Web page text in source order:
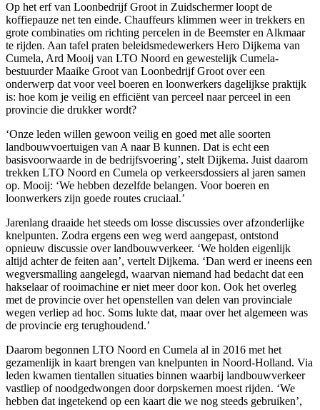
Op het erf van Loonbedrijf Groot in Zuidschermer loopt de
koffiepauze net ten einde. Chauffeurs klimmen weer in trekkers en
grote combinaties om richting percelen in de Beemster en Alkmaar
te rijden. Aan tafel praten beleidsmedewerkers Hero Dijkema van
Cumela, Ard Mooij van LTO Noord en gewestelijk Cumela-
bestuurder Maaike Groot van Loonbedrijf Groot over een
onderwerp dat voor veel boeren en loonwerkers dagelijkse praktijk
is: hoe kom je veilig en efficiënt van perceel naar perceel in een
provincie die drukker wordt?
‘Onze leden willen gewoon veilig en goed met alle soorten
landbouwvoertuigen van A naar B kunnen. Dat is echt een
basisvoorwaarde in de bedrijfsvoering’, stelt Dijkema. Juist daarom
trekken LTO Noord en Cumela op verkeersdossiers al jaren samen
op. Mooij: ‘We hebben dezelfde belangen. Voor boeren en
loonwerkers zijn goede routes cruciaal.’
Jarenlang draaide het steeds om losse discussies over afzonderlijke
knelpunten. Zodra ergens een weg werd aangepast, ontstond
opnieuw discussie over landbouwverkeer. ‘We holden eigenlijk
altijd achter de feiten aan’, vertelt Dijkema. ‘Dan werd er ineens een
wegversmalling aangelegd, waarvan niemand had bedacht dat een
hakselaar of rooimachine er niet meer door kon. Ook het overleg
met de provincie over het openstellen van delen van provinciale
wegen verliep ad hoc. Soms lukte dat, maar over het algemeen was
de provincie erg terughoudend.’
Daarom begonnen LTO Noord en Cumela al in 2016 met het
gezamenlijk in kaart brengen van knelpunten in Noord-Holland. Via
leden kwamen tientallen situaties binnen waarbij landbouwverkeer
vastliep of noodgedwongen door dorpskernen moest rijden. ‘We
hebben dat ingetekend op een kaart die we nog steeds gebruiken’,